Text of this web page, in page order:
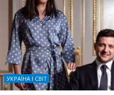
УКРАЇНА І СВІТ